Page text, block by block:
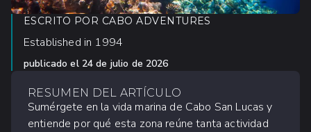
ESCRITO POR CABO ADVENTURES
Established in 1994
publicado el 24 de julio de 2026
RESUMEN DEL ARTÍCULO
Sumérgete en la vida marina de Cabo San Lucas y
entiende por qué esta zona reúne tanta actividad